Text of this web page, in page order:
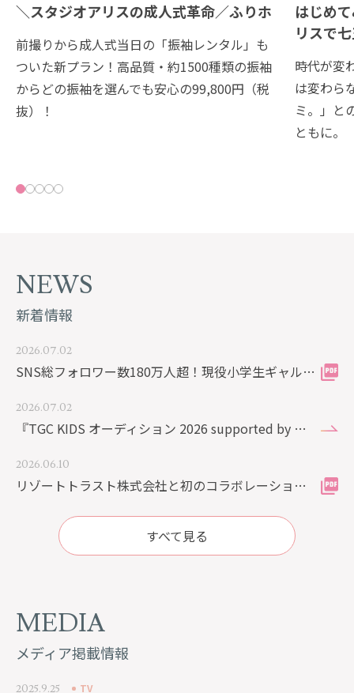
＼スタジオアリスの成人式革命／ふりホ
前撮りから成人式当日の「振袖レンタル」も
ついた新プラン！高品質・約1500種類の振袖
からどの振袖を選んでも安心の99,800円（税
抜）！
はじめ
リスで
時代が変
は変わら
ミ。」と
ともに。
NEWS
新着情報
2026.07.02
SNS総フォロワー数180万人超！現役小学生ギャルMEDIA「KOGYARU」と初のコラボレーション！
2026.07.02
『TGC KIDS オーディション 2026 supported by スタジオアリス in KITAKYUSHU』に協賛いたします。
2026.06.10
リゾートトラスト株式会社と初のコラボレーション企画が始動！ リゾート空間で人生の節目を彩る、特別なフォトプランを順次展開
すべて見る
MEDIA
メディア掲載情報
2025.9.25 TV